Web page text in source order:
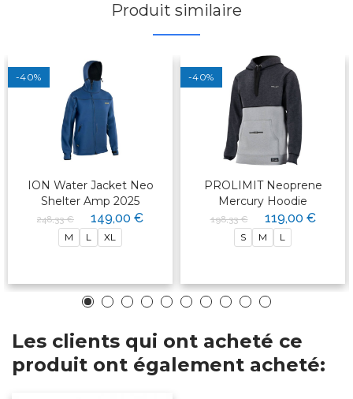
Produit similaire
-40%
ION Water Jacket Neo
Shelter Amp 2025
248,33 € 149,00 €
M L XL
-40%
PROLIMIT Neoprene
Mercury Hoodie
198,33 € 119,00 €
S M L
Les clients qui ont acheté ce
produit ont également acheté: